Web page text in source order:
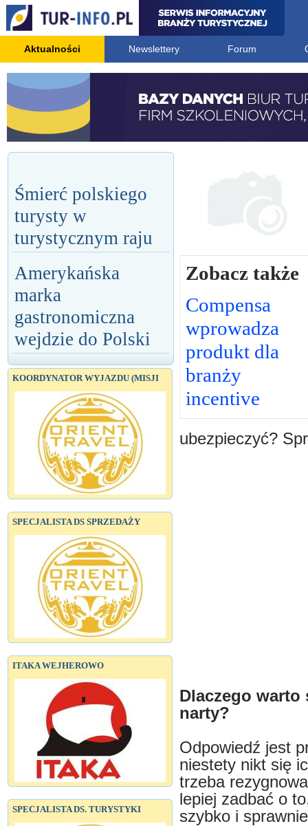
Aktualności Newslettery Forum
Śmierć polskiego
turysty w
turystycznym raju
Amerykańska
marka
gastronomiczna
wejdzie do Polski
KOORDYNATOR WYJAZDU (MISJI
SPECJALISTA DS SPRZEDAŻY
ITAKA WEJHEROWO
SPECJALISTA DS. TURYSTYKI
Zobacz także
Compensa
wprowadza
produkt dla
branży
incentive
ubezpieczyć?
Dlaczego warto
narty?
Odpowiedź jest
niestety nikt się
trzeba
lepiej zadbać o
szybko i